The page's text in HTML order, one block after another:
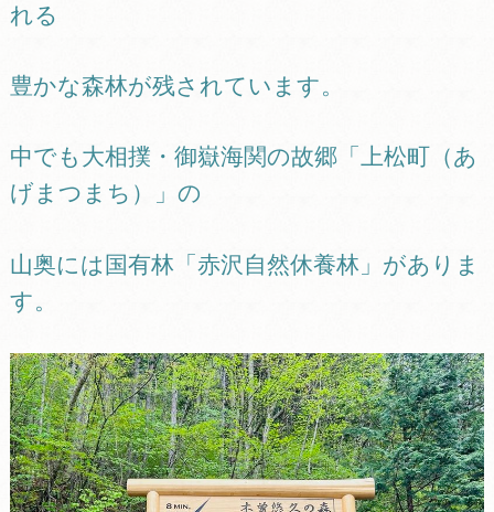
れる
豊かな森林が残されています。
中でも大相撲・御嶽海関の故郷「上松町（あ
げまつまち）」の
山奥には国有林「赤沢自然休養林」がありま
す。